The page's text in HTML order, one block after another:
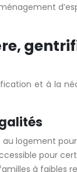
et à la
logement
pour
à faibles